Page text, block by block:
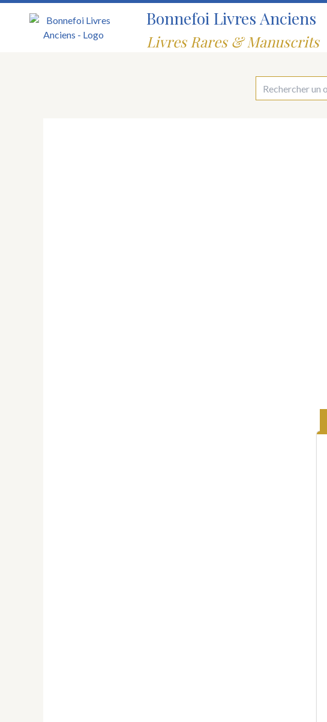
Aller
Bonnefoi Livres Anciens
Livres Rares & Manuscrits